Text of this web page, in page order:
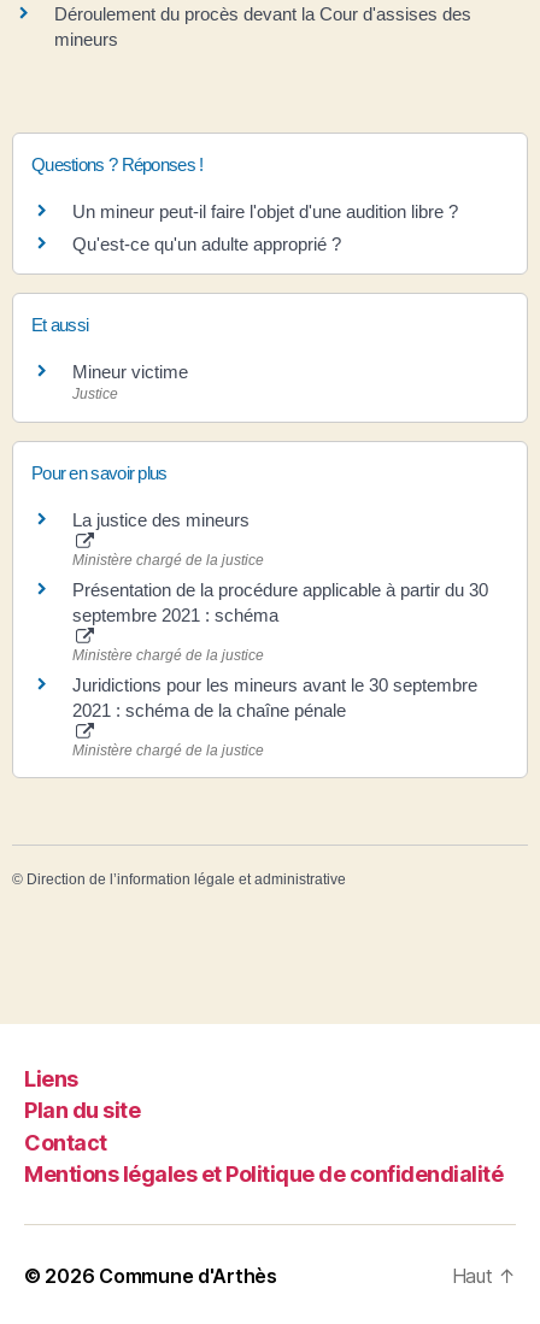
Déroulement du procès devant la Cour d'assises des
mineurs
Questions ? Réponses !
Un mineur peut-il faire l'objet d'une audition libre ?
Qu'est-ce qu'un adulte approprié ?
Et aussi
Mineur victime
Justice
Pour en savoir plus
La justice des mineurs
Ministère chargé de la justice
Présentation de la procédure applicable à partir du 30
septembre 2021 : schéma
Ministère chargé de la justice
Juridictions pour les mineurs avant le 30 septembre
2021 : schéma de la chaîne pénale
Ministère chargé de la justice
© Direction de l’information légale et administrative
Liens
Plan du site
Contact
Mentions légales et Politique de confidendialité
© 2026 Commune d'Arthès Haut ↑